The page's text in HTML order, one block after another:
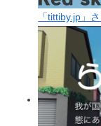
「tittiby.jp」